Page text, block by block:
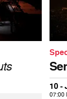
10 -
07:00